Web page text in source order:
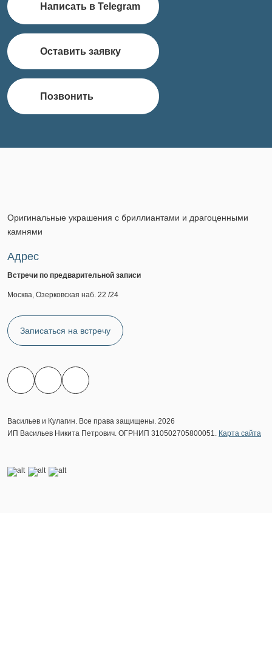
Написать в Telegram
Оставить заявку
Позвонить
Оригинальные украшения с бриллиантами и драгоценными
камнями
Адрес
Встречи по предварительной записи
Москва, Озерковская наб. 22 /24
Записаться на встречу
Васильев и Кулагин. Все права защищены. 2026
ИП Васильев Никита Петрович. ОГРНИП 310502705800051. Карта сайта